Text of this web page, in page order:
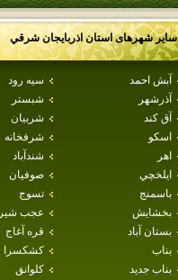
سایر شهرهای استاناذربايجان شرقي
آبش احمد
سيه رود
آذرشهر
شبستر
آق كند
شربيان
اسكو
شرفخانه
اهر
شندآباد
ايلخچي
صوفيان
باسمنج
تسوج
بخشايش
عجب شير
بستان آباد
قره آغاج
بناب
كشكسرا
بناب جديد
كلوانق